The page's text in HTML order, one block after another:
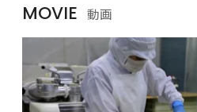
MOVIE 動画